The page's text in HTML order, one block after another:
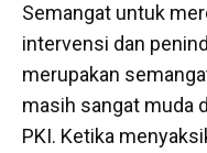
Semangat untuk
intervensi dan
merupakan
masih sangat muda
PKI. Ketika